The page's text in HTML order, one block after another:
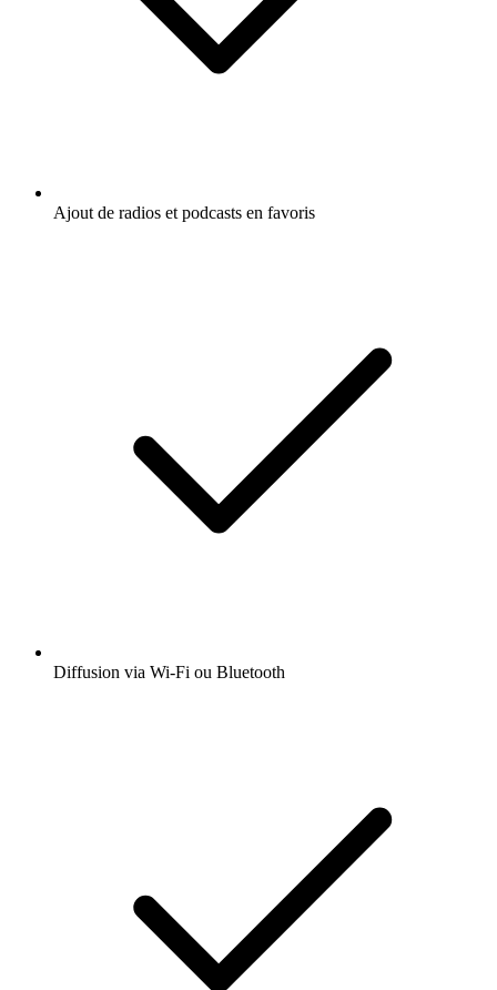
Ajout de radios et podcasts en favoris
Diffusion via Wi-Fi ou Bluetooth